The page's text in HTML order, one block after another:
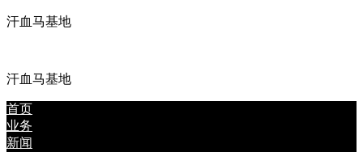
汗血马基地
汗血马基地
首页
业务
新闻